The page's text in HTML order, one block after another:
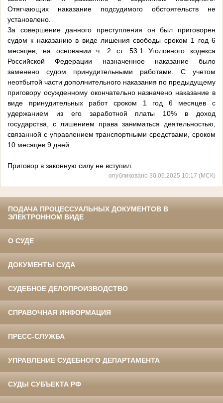
Отягчающих наказание подсудимого обстоятельств не
установлено.
За совершение данного преступления он был приговорен
судом к наказанию в виде лишения свободы сроком 1 год 6
месяцев, на основании ч. 2 ст. 53.1 Уголовного кодекса
Российской Федерации назначенное наказание было
заменено судом принудительными работами. С учетом
неотбытой части дополнительного наказания по предыдущему
приговору осужденному окончательно назначено наказание в
виде принудительных работ сроком 1 год 6 месяцев с
удержанием из его заработной платы 10% в доход
государства, с лишением права заниматься деятельностью,
связанной с управлением транспортными средствами, сроком
10 месяцев 9 дней.
Приговор в законную силу не вступил.
опубликовано 30.06.2025 10:17 (МСК)
ПОДАЧА ПРОЦЕССУАЛЬНЫХ ДОКУМЕНТОВ В
ЭЛЕКТРОННОМ ВИДЕ
О СУДЕ
ДОКУМЕНТЫ СУДА
СУДЕБНОЕ ДЕЛОПРОИЗВОДСТВО
СПРАВОЧНАЯ ИНФОРМАЦИЯ
ПРЕСС-СЛУЖБА
УПРАВЛЕНИЕ СУДЕБНОГО ДЕПАРТАМЕНТА
СУДЫ СУБЪЕКТА РФ